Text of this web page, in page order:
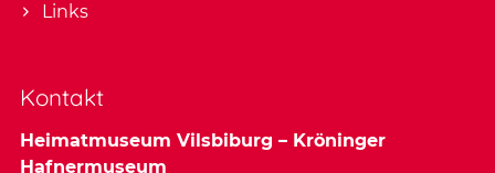
Links
Kontakt
Heimatmuseum Vilsbiburg – Kröninger
Hafnermuseum